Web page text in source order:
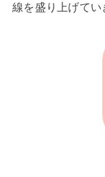
線を盛り上げてい